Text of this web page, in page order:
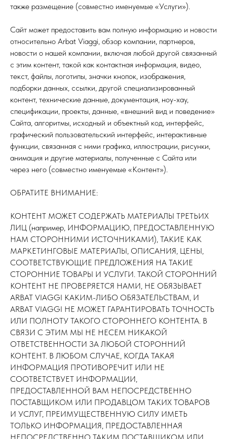
также размещение (совместно именуемые «Услуги»).
Сайт может предоставить вам полную информацию и новости
относительно Arbat Viaggi, обзор компании, партнеров,
новости о нашей компании, включая любой другой связанный
с этим контент, такой как контактная информация, видео,
текст, файлы, логотипы, значки кнопок, изображения,
подборки данных, ссылки, другой специализированный
контент, технические данные, документация, ноу-хау,
спецификации, проекты, данные, «внешний вид и поведение»
Сайта, алгоритмы, исходный и объектный код, интерфейс,
графический пользовательский интерфейс, интерактивные
функции, связанная с ними графика, иллюстрации, рисунки,
анимация и другие материалы, полученные с Сайта или
через него (совместно именуемые «Контент»).
ОБРАТИТЕ ВНИМАНИЕ:
КОНТЕНТ МОЖЕТ СОДЕРЖАТЬ МАТЕРИАЛЫ ТРЕТЬИХ
ЛИЦ (например, ИНФОРМАЦИЮ, ПРЕДОСТАВЛЕННУЮ
НАМ СТОРОННИМИ ИСТОЧНИКАМИ), ТАКИЕ КАК
МАРКЕТИНГОВЫЕ МАТЕРИАЛЫ, ОПИСАНИЯ, ЦЕНЫ,
СООТВЕТСТВУЮЩИЕ ПРЕДЛОЖЕНИЯ НА ТАКИЕ
СТОРОННИЕ ТОВАРЫ И УСЛУГИ. ТАКОЙ СТОРОННИЙ
КОНТЕНТ НЕ ПРОВЕРЯЕТСЯ НАМИ, НЕ ОБЯЗЫВАЕТ
ARBAT VIAGGI КАКИМ-ЛИБО ОБЯЗАТЕЛЬСТВАМ, И
ARBAT VIAGGI НЕ МОЖЕТ ГАРАНТИРОВАТЬ ТОЧНОСТЬ
ИЛИ ПОЛНОТУ ТАКОГО СТОРОННЕГО КОНТЕНТА. В
СВЯЗИ С ЭТИМ МЫ НЕ НЕСЕМ НИКАКОЙ
ОТВЕТСТВЕННОСТИ ЗА ЛЮБОЙ СТОРОННИЙ
КОНТЕНТ. В ЛЮБОМ СЛУЧАЕ, КОГДА ТАКАЯ
ИНФОРМАЦИЯ ПРОТИВОРЕЧИТ ИЛИ НЕ
СООТВЕТСТВУЕТ ИНФОРМАЦИИ,
ПРЕДОСТАВЛЕННОЙ ВАМ НЕПОСРЕДСТВЕННО
ПОСТАВЩИКОМ ИЛИ ПРОДАВЦОМ ТАКИХ ТОВАРОВ
И УСЛУГ, ПРЕИМУЩЕСТВЕННУЮ СИЛУ ИМЕТЬ
ТОЛЬКО ИНФОРМАЦИЯ, ПРЕДОСТАВЛЕННАЯ